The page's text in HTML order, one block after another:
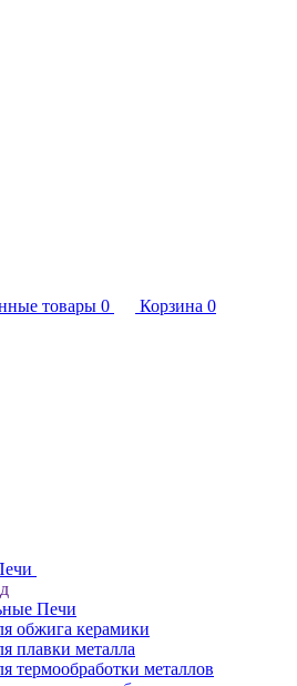
товары 0 Корзина 0
Печи
обжига керамики
плавки металла
термообработки металлов